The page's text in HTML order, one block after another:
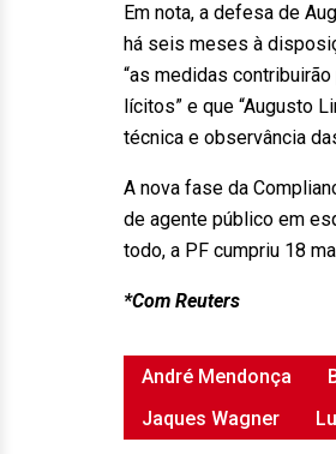
Em nota, a defesa de
há seis meses à
“as medidas
lícitos” e que “Augusto
técnica e observância
A nova fase da
de agente público em
todo, a PF cumpriu 18
*Com Reuters
André Mendonça
Jaques Wagner